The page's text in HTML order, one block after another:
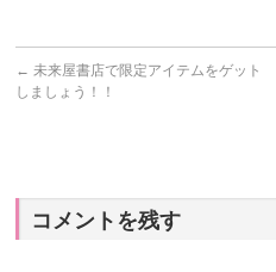
← 未来屋書店で限定アイテムをゲット
しましょう！！
コメントを残す